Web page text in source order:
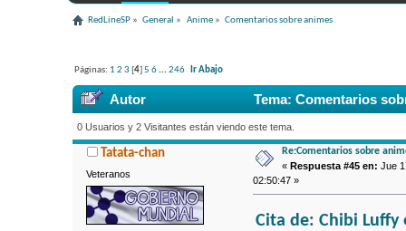
RedLineSP » General » Anime» Comentarios sobre animes
Páginas: 1 2 3 4] 5 6 ...246 Ir Abajo
Autor Tema: Comentarios
0 Usuarios y 2 Visitantes están viendo este tema.
Tatata-chan
Veteranos
Re:Comentarios sobre
«Respuesta #45 en: Jue
02:50:47 »
Cita de: Chibi Luffy